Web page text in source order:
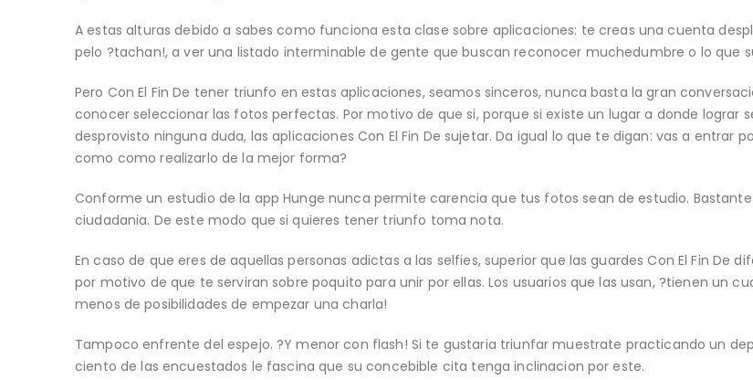
A estas alturas debido a sabes como funciona esta clase sobre aplicaciones: te creas una cuenta
pelo ?tachan!, a ver una listado interminable de gente que buscan reconocer muchedumbre o lo que
Pero Con El Fin De tener triunfo en estas aplicaciones, seamos sinceros, nunca basta la gran
conocer seleccionar las fotos perfectas. Por motivo de que si, porque si existe un lugar a donde lograr
desprovisto ninguna duda, las aplicaciones Con El Fin De sujetar. Da igual lo que te digan: vas a entrar
como como realizarlo de la mejor forma?
Conforme un estudio de la app Hunge nunca permite carencia que tus fotos sean de estudio.
ciudadania. De este modo que si quieres tener triunfo toma nota.
En caso de que eres de aquellas personas adictas a las selfies, superior que las guardes Con El Fin De
por motivo de que te serviran sobre poquito para unir por ellas. Los usuarios que las usan, ?tienen un
menos de posibilidades de empezar una charla!
Tampoco enfrente del espejo. ?Y menor con flash! Si te gustaria triunfar muestrate practicando un
ciento de las encuestados le fascina que su concebible cita tenga inclinacion por este.